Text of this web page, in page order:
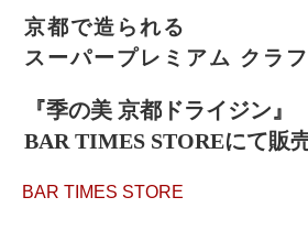
京都で造られる
スーパープレミアム クラ
『季の美 京都ドライジン』
BAR TIMES STOREにて販
BAR TIMES STORE